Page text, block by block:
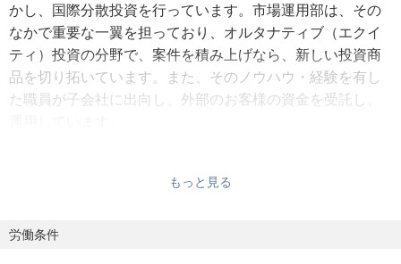
かし、国際分散投資を行っています。市場運用部は、その
なかで重要な一翼を担っており、オルタナティブ（エクイ
ティ）投資の分野で、案件を積み上げなら、新しい投資商
品を切り拓いています。また、そのノウハウ・経験を有し
た職員が子会社に出向し、外部のお客様の資金を受託し、
・オルタナティブ投資：プライベートエクイティ、ヘッジ
ンド形態により投資をしており、優良な投資マネジャーを
もっと見る
労働条件